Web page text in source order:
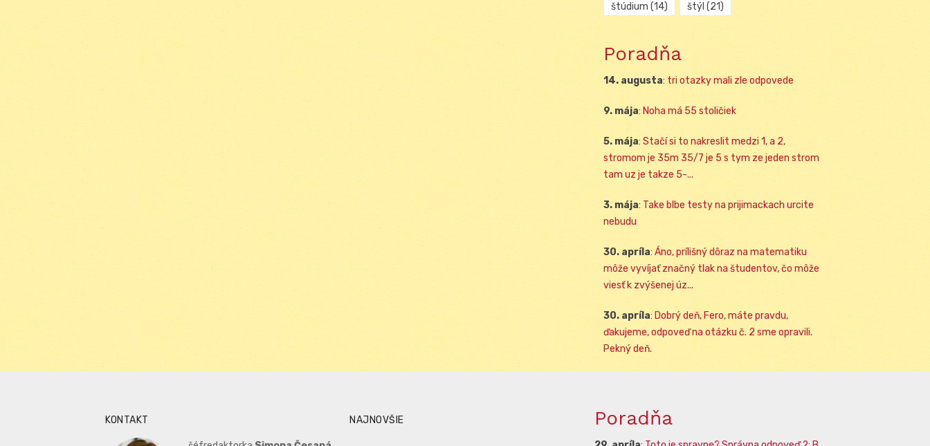
štúdium (14) štýl (21)
Poradňa
14. augusta: tri otazky mali zle odpovede
9. mája: Noha má 55 stoličiek
5. mája: Stačí si to nakreslit medzi 1, a 2,
stromom je 35m 35/7 je 5 s tym ze jeden strom
tam uz je takze 5-...
3. mája: Take blbe testy na prijimackach urcite
nebudu
30. apríla: Áno, prílišný dôraz na matematiku
môže vyvíjať značný tlak na študentov, čo môže
viesť k zvýšenej úz...
30. apríla: Dobrý deň, Fero, máte pravdu,
ďakujeme, odpoveď na otázku č. 2 sme opravili.
Pekný deň.
KONTAKT NAJNOVŠIE Poradňa